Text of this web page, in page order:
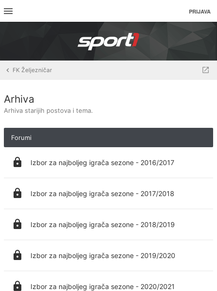
PRIJAVA
FK Željezničar
Arhiva
Arhiva starijih postova i tema.
Forumi
Izbor za najboljeg igrača sezone - 2016/2017
Izbor za najboljeg igrača sezone - 2017/2018
Izbor za najboljeg igrača sezone - 2018/2019
Izbor za najboljeg igrača sezone - 2019/2020
Izbor za najboljeg igrača sezone - 2020/2021